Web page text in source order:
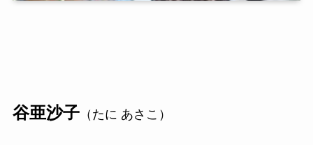
谷亜沙子（たに あさこ）